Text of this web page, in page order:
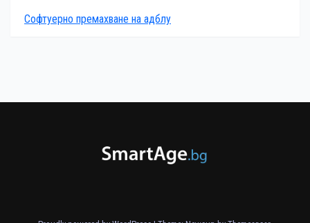
Софтуерно премахване на адблу